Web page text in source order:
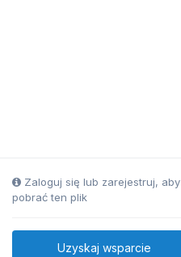
Zaloguj się lub zarejestruj, aby
pobrać ten plik
Uzyskaj wsparcie